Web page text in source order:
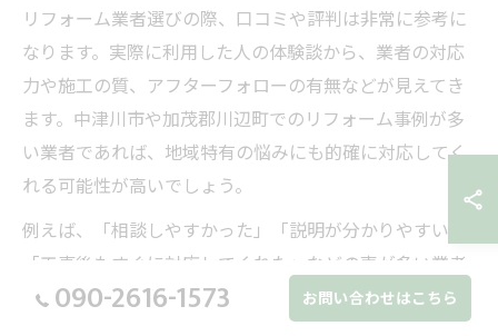
リフォーム業者選びの際、口コミや評判は非常に参考に
なります。実際に利用した人の体験談から、業者の対応
力や施工の質、アフターフォローの有無などが見えてき
ます。中津川市や加茂郡川辺町でのリフォーム事例が多
い業者であれば、地域特有の悩みにも的確に対応してく
れる可能性が高いでしょう。
例えば、「相談しやすかった」「説明が分かりやすい」
「工事後もすぐに対応してくれた」などの声が多い業者
は信頼度が高い傾向にあります。ただし、口コミ情報は
090-2616-1573 お問い合わせはこちら